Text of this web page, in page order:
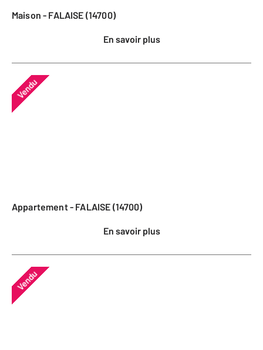
Maison - FALAISE (14700)
En savoir plus
Vendu
Appartement - FALAISE (14700)
En savoir plus
Vendu